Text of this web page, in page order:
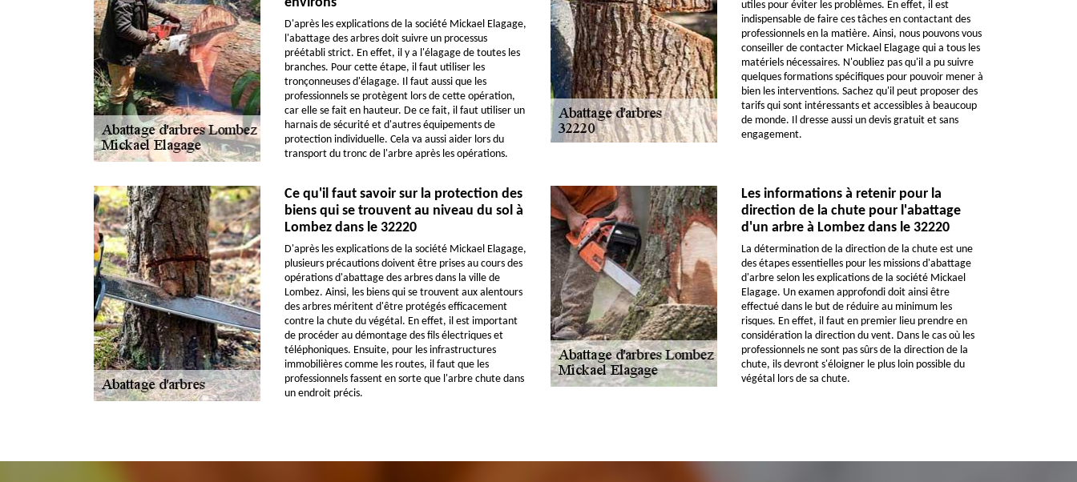
D'après les explications de la société Mickael Elagage,
l'abattage des arbres doit suivre un processus
préétabli strict. En effet, il y a l'élagage de toutes les
branches. Pour cette étape, il faut utiliser les
tronçonneuses d'élagage. Il faut aussi que les
professionnels se protègent lors de cette opération,
car elle se fait en hauteur. De ce fait, il faut utiliser un
harnais de sécurité et d'autres équipements de
protection individuelle. Cela va aussi aider lors du
transport du tronc de l'arbre après les opérations.
utiles pour éviter les problèmes. En effet, il est
indispensable de faire ces tâches en contactant des
professionnels en la matière. Ainsi, nous pouvons vous
conseiller de contacter Mickael Elagage qui a tous les
matériels nécessaires. N'oubliez pas qu'il a pu suivre
quelques formations spécifiques pour pouvoir mener à
bien les interventions. Sachez qu'il peut proposer des
tarifs qui sont intéressants et accessibles à beaucoup
de monde. Il dresse aussi un devis gratuit et sans
engagement.
Ce qu'il faut savoir sur la protection des
biens qui se trouvent au niveau du sol à
Lombez dans le 32220
D'après les explications de la société Mickael Elagage,
plusieurs précautions doivent être prises au cours des
opérations d'abattage des arbres dans la ville de
Lombez. Ainsi, les biens qui se trouvent aux alentours
des arbres méritent d'être protégés efficacement
contre la chute du végétal. En effet, il est important
de procéder au démontage des fils électriques et
téléphoniques. Ensuite, pour les infrastructures
immobilières comme les routes, il faut que les
professionnels fassent en sorte que l'arbre chute dans
un endroit précis.
Les informations à retenir pour la
direction de la chute pour l'abattage
d'un arbre à Lombez dans le 32220
La détermination de la direction de la chute est une
des étapes essentielles pour les missions d'abattage
d'arbre selon les explications de la société Mickael
Elagage. Un examen approfondi doit ainsi être
effectué dans le but de réduire au minimum les
risques. En effet, il faut en premier lieu prendre en
considération la direction du vent. Dans le cas où les
professionnels ne sont pas sûrs de la direction de la
chute, ils devront s'éloigner le plus loin possible du
végétal lors de sa chute.